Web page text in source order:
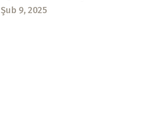
Şub 9, 2025